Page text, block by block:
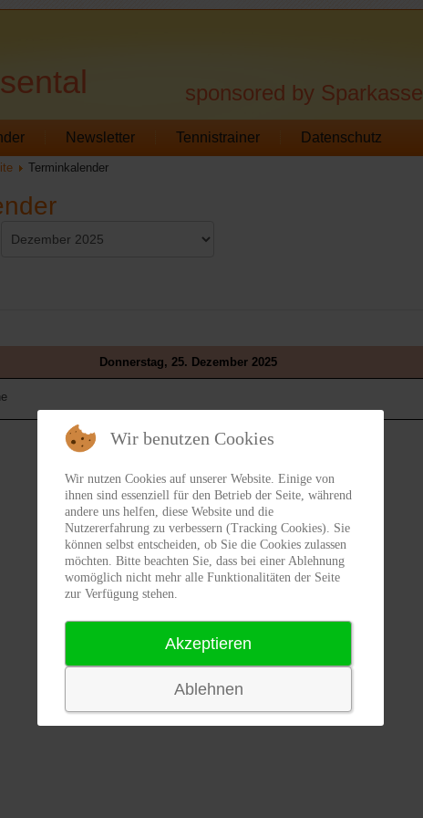
sponsored by Sparkasse
Newsletter Tennistrainer Datenschutz
Terminkalender
Donnerstag, 25. Dezember 2025
Wir benutzen Cookies
Wir nutzen Cookies auf unserer Website. Einige von
ihnen sind essenziell für den Betrieb der Seite, während
andere uns helfen, diese Website und die
Nutzererfahrung zu verbessern (Tracking Cookies). Sie
können selbst entscheiden, ob Sie die Cookies zulassen
möchten. Bitte beachten Sie, dass bei einer Ablehnung
womöglich nicht mehr alle Funktionalitäten der Seite
zur Verfügung stehen.
Akzeptieren
Ablehnen